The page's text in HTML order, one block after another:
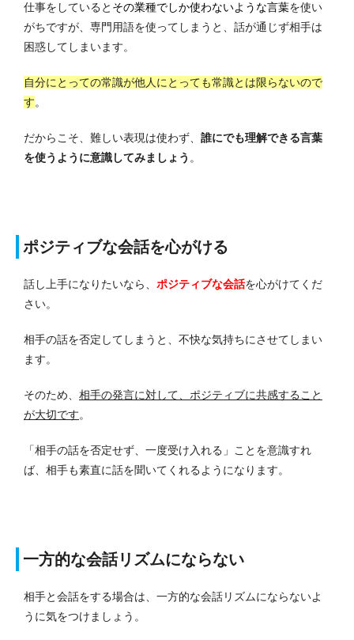
仕事をしていると その業種でしか使わないような言葉を使い
がちですが、専門用語を使ってしまうと、話が通じず相手は
困惑してしまいます。
自分にとっての常識が他人にとっても常識とは限らないので
す。
だからこそ、難しい表現は使わず、 誰にでも理解できる言葉
を使うように意識してみましょう 。
ポジティブな会話を心がける
話し上手になりたいなら、 ポジティブな会話を心がけてくだ
さい。
相手の話を否定してしまうと、不快な気持ちにさせてしまい
ます。
そのため、 相手の発言に対して、ポジティブに共感すること
が大切です。
「相手の話を否定せず、一度受け入れる」ことを意識すれ
ば、相手も素直に話を聞いてくれるようになります。
一方的な会話リズムにならない
相手と会話をする場合は、一方的な会話リズムにならないよ
うに気をつけましょう。